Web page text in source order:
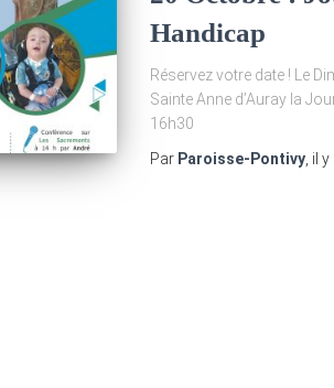
Handicap
Réservez votre date ! Le
Sainte Anne d’Auray la
16h30
Par Paroisse-Pontivy , il